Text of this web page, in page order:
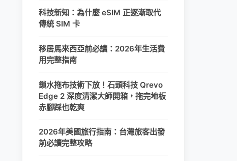
科技新知：為什麼 eSIM 正逐漸取代
傳統 SIM 卡
移居馬來西亞前必讀：2026年生活費
用完整指南
鎖水拖布技術下放！石頭科技 Qrevo
Edge 2 深度清潔大師開箱，拖完地板
赤腳踩也乾爽
2026年美國旅行指南：台灣旅客出發
前必讀完整攻略